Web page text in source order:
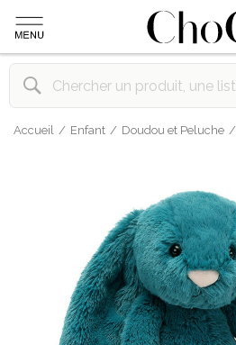
Accueil Enfant Doudou et Peluche